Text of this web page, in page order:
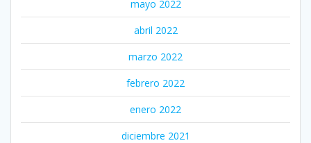
mayo 2022
abril 2022
marzo 2022
febrero 2022
enero 2022
diciembre 2021